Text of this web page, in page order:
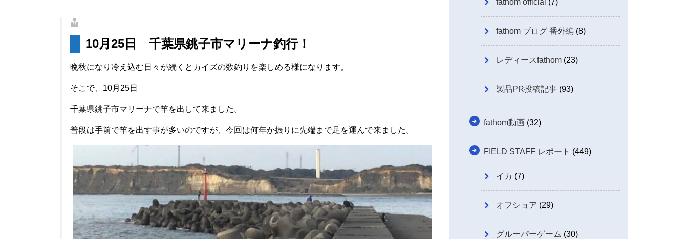
10月 25 日 千葉県銚子市マリーナ釣行！
晩秋になり冷え込む日々が続くとカイズの数釣りを楽しめる様になります。
そこで、10月25日
千葉県銚子市マリーナで竿を出して来ました。
普段は手前で竿を出す事が多いのですが、今回は何年か振りに先端まで足を運んで来ました。
fathom ブログ 番外編 (8)
レディースfathom (23)
製品PR投稿記事 (93)
fathom動画 (32)
FIELD STAFF レポート (449)
イカ (7)
オフショア (29)
グルーパーゲーム (30)